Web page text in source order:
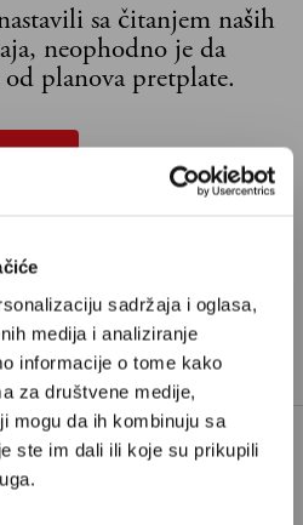
sadržaja i oglasa,
medija i analiziranje
informacije o tome kako
za društvene medije,
mogu da ih kombinuju sa
ste im dali ili koje su prikupili
sa čitanjem naših
neophodno je da
planova pretplate.
ŠPATULA
TUŠIRANJE